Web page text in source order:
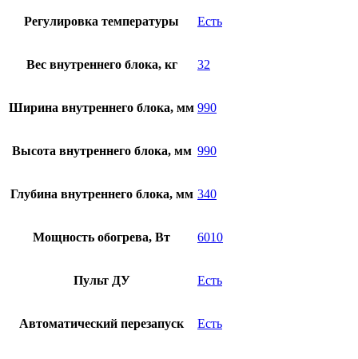
Регулировка температуры Есть
Вес внутреннего блока, кг 32
Ширина внутреннего блока, мм 990
Высота внутреннего блока, мм 990
Глубина внутреннего блока, мм 340
Мощность обогрева, Вт 6010
Пульт ДУ Есть
Автоматический перезапуск Есть